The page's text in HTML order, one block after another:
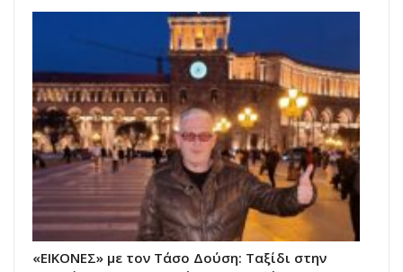
«ΕΙΚΟΝΕΣ» με τον Τάσο Δούση: Ταξίδι στην